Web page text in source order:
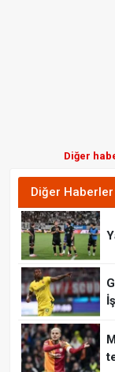
Diğer
Diğer Haberler